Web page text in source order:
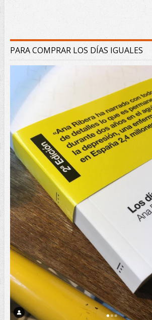
PARA COMPRAR LOS DÍAS IGUALES